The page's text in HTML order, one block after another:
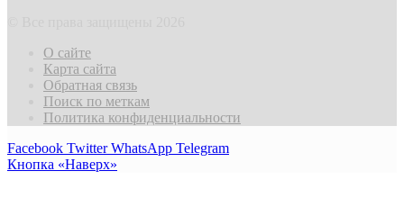
О сайте
Карта сайта
Обратная связь
Поиск по меткам
Политика конфиденциальности
Facebook Twitter WhatsApp Telegram
Кнопка «Наверх»